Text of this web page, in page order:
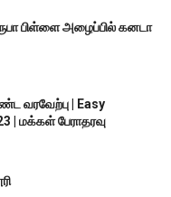
பிள்ளை அழைப்பில் கனடா
வரவேற்பு | Easy
| மக்கள் பேராதரவு